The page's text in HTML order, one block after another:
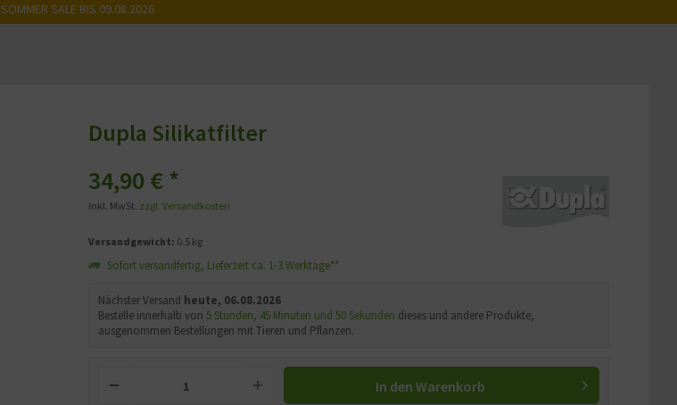
SOMMER SALE BIS 09.08.2026
Dupla Silikatfilter
34,90 € *
inkl. MwSt. zzgl. Versandkosten
Versandgewicht: 0.5 kg
Sofort versandfertig, Lieferzeit ca. 1-3 Werktage**
Nächster Versand heute, 06.08.2026
Bestelle innerhalb von5 Stunden, 45 Minuten und 49 Sekunden dieses und andere Produkte,
ausgenommen Bestellungen mit Tieren und Pflanzen.
In den Warenkorb